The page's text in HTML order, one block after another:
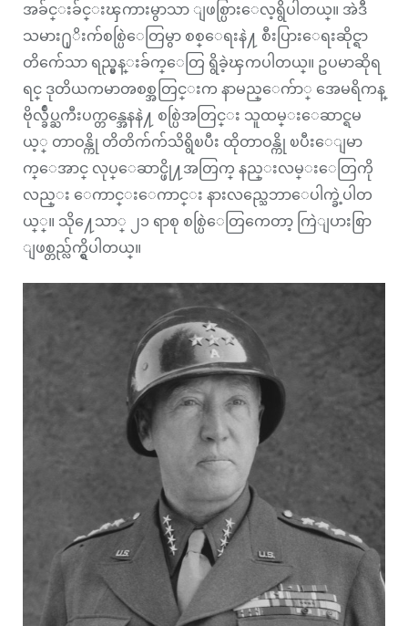
အခ်င္းခ်င္းၾကားမွာသာ ျဖစ္ပြားေလ့ရွိပါတယ္။ အဲဒီ
သမား႐ုိးက်စစ္ပြဲေတြမွာ စစ္ေရးနဲ႔ စီးပြားေရးဆိုင္ရာ
တိက်ေသာ ရည္မွန္းခ်က္ေတြ ရွိခဲ့ၾကပါတယ္။ ဥပမာဆိုရ
ရင္ ဒုတိယကမာၻစစ္အတြင္းက နာမည္ေက်ာ္ အေမရိကန္
ဗိုလ္ခ်ဳပ္ႀကီးပက္တန္အေနနဲ႔ စစ္ပြဲအတြင္း သူထမ္းေဆာင္ရမ
ယ့္ တာဝန္ကို တိတိက်က်သိရွိၿပီး ထိုတာဝန္ကို ၿပီးေျမာ
က္ေအာင္ လုပ္ေဆာင္ဖို႔အတြက္ နည္းလမ္းေတြကို
လည္း ေကာင္းေကာင္း နားလည္သေဘာေပါက္ခဲ့ပါတ
ယ္္။ သို႔ေသာ္ ၂၁ ရာစု စစ္ပြဲေတြကေတာ့ ကြဲျပားစြာ
ျဖစ္တည္လ်က္ရွိပါတယ္။